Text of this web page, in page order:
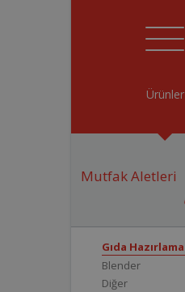
Ürünler
Mutfak Aletleri
Gıda Hazırlama
Blender
Diğer